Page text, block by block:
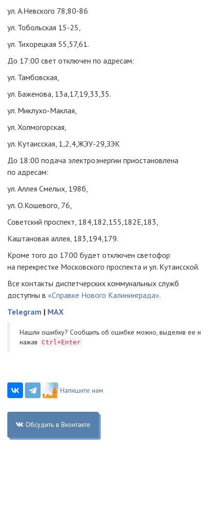
ул. А.Невского 78,80-86
ул. Тобольская 15-25,
ул. Тихорецкая 55,57,61.
До 17:00 свет отключен по адресам:
ул. Тамбовская,
ул. Баженова, 13а,17,19,33,35.
ул. Миклухо-Маклая,
ул. Холмогорская,
ул. Кутаисская, 1,2,4,ЖЭУ-29,ЗЭК
До 18:00 подача электроэнергии приостановлена
по адресам:
ул. Аллея Смелых, 198б,
ул. О.Кошевого, 76,
Советский проспект, 184,182,155,182Е,183,
Каштановая аллея, 183,194,179.
Кроме того до 17.00 будет отключен светофор
на перекрестке Московского проспекта и ул. Кутаисской.
Все контакты диспетчерских коммунальных служб
доступны в «Справке Нового Калининграда».
Telegram | MAX
Нашли ошибку? Cообщить об ошибке можно, выделив ее и
нажав
Ctrl+Enter
Напишите нам
Обсудить в Вконтакте